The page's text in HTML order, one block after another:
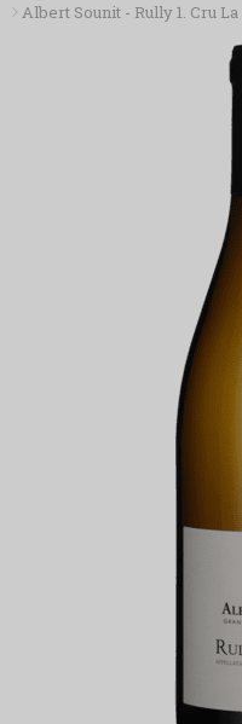
Albert Sounit - Rully 1. Cru